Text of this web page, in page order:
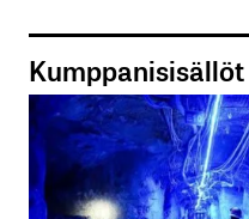
Kumppanisisällöt